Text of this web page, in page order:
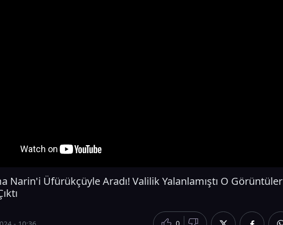
Narin'i Üfürükçüyle Aradı! Valilik Yalanlamıştı O Görüntüler